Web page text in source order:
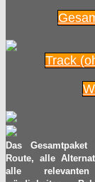
Track
Das
Route, alle
alle